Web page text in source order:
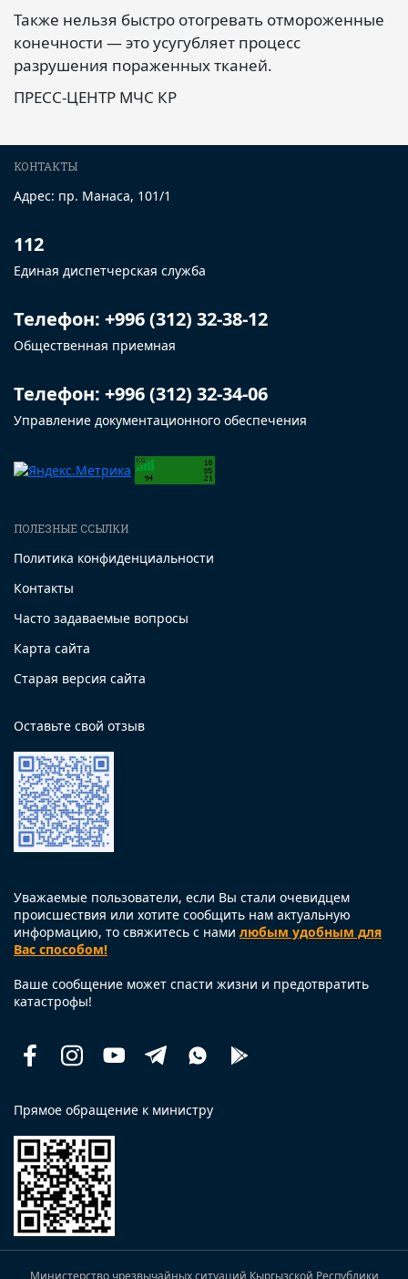
Также нельзя быстро отогревать отмороженные
конечности — это усугубляет процесс
разрушения пораженных тканей.
ПРЕСС-ЦЕНТР МЧС КР
КОНТАКТЫ
Адрес: пр. Манаса, 101/1
112
Единая диспетчерская служба
Телефон: +996 (312) 32-38-12
Общественная приемная
Телефон: +996 (312) 32-34-06
Управление документационного обеспечения
ПОЛЕЗНЫЕ ССЫЛКИ
Политика конфиденциальности
Контакты
Часто задаваемые вопросы
Карта сайта
Старая версия сайта
Оставьте свой отзыв
Уважаемые пользователи, если Вы стали очевидцем
происшествия или хотите сообщить нам актуальную
информацию, то свяжитесь с нами любым удобным для
Вас способом!
Ваше сообщение может спасти жизни и предотвратить
катастрофы!
FacebookInstagramYoutube TelegramWhatsappПомощь
рядом
Прямое обращение к министру
Министерство чрезвычайных ситуаций Кыргызской Республики